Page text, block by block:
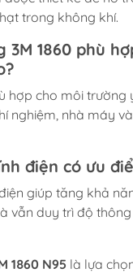
trong không khí.
3M 1860 phù
hợp cho môi trường
nghiệm, nhà máy
điện có ưu
giúp tăng khả
vẫn duy trì độ
1860 N95 là lựa